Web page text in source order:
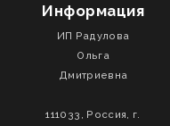
Информация
ИП Радулова
Ольга
Дмитриевна
111033, Россия, г.